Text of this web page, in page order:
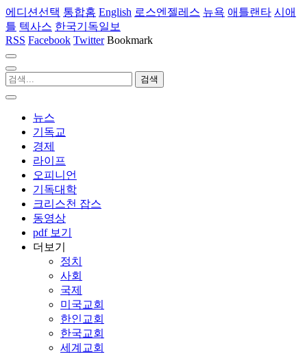
에디션선택 통합홈 English 로스엔젤레스 뉴욕 애틀랜타 시애
틀 텍사스 한국기독일보
RSS Facebook Twitter Bookmark
뉴스
기독교
경제
라이프
오피니언
기독대학
크리스천 잡스
동영상
pdf 보기
더보기
정치
사회
국제
미국교회
한인교회
한국교회
세계교회